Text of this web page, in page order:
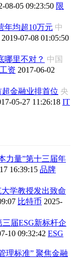
08-05 09:23:50 限
年均超10万元 中
2019-07-08 01:05:50
哪里不对？ 中国
工资 2017-06-02
金融业排首位 央
05-27 11:26:18 IT
力量”第十三届年
16:39:15 品牌
学教授发出致命
比特币 2025-
届ESG新标杆企
10 09:32:42 ESG
理标准” 聚焦金融